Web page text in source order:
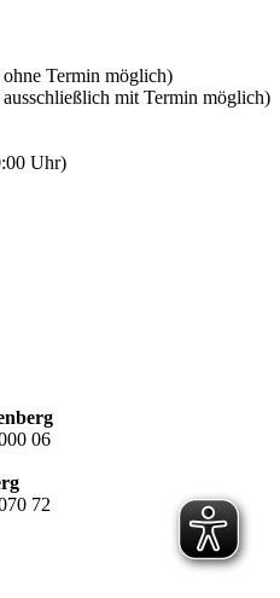
Termin möglich)
mit Termin möglich)
Uhr)
06
72